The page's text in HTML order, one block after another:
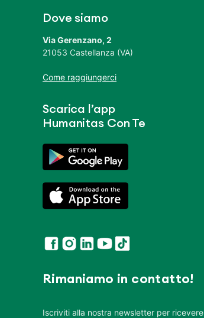
Dove siamo
Via Gerenzano, 2
21053 Castellanza (VA)
Come raggiungerci
Scarica l’app
Humanitas Con Te
Rimaniamo in contatto!
Iscriviti alla nostra newsletter per ricevere